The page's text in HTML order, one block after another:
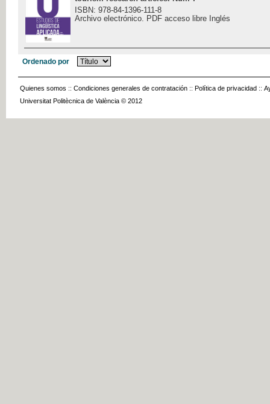
ISBN: 978-84-1396-111-8
Archivo electrónico. PDF acceso libre Inglés
Ordenado por
Quienes somos :: Condiciones generales de contratación :: Política de privacidad ::
Universitat Politècnica de València © 2012